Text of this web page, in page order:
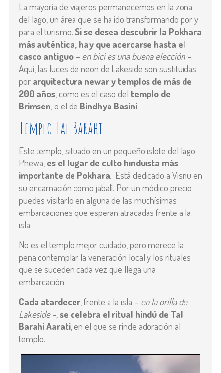
La mayoría de viajeros permanecemos en la zona
del lago, un área que se ha ido transformando por y
para el turismo. Si se desea descubrir la Pokhara
más auténtica, hay que acercarse hasta el
casco antiguo – en bici es una buena elección –.
Aquí, las luces de neon de Lakeside son sustituidas
por arquitectura newar y templos de más de
200 años, como es el caso del templo de
Brimsen, o el de Bindhya Basini.
Templo Tal Barahi
Este templo, situado en un pequeño islote del lago
Phewa, es el lugar de culto hinduista más
importante de Pokhara. Está dedicado a Visnu en
su encarnación como jabalí. Por un módico precio
puedes visitarlo en alguna de las muchísimas
embarcaciones que esperan atracadas frente a la
isla.
No es el templo mejor cuidado, pero merece la
pena contemplar la veneración local y los rituales
que se suceden cada vez que llega una
embarcación.
Cada atardecer, frente a la isla – en la orilla de
Lakeside -,se celebra el ritual hindú de Tal
Barahi Aarati, en el que se rinde adoración al
templo.